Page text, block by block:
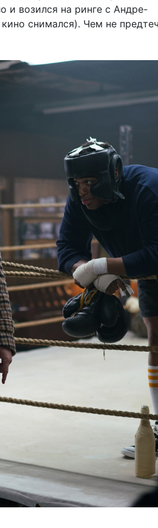
и возился на ринге с Андре-
снимался). Чем не